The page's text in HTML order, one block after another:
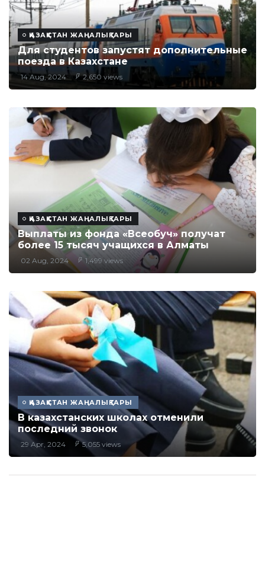
ҚАЗАҚСТАН ЖАҢАЛЫҚТАРЫ
Для студентов запустят дополнительные
поезда в Казахстане
14 Aug, 2024 2,650 views
ҚАЗАҚСТАН ЖАҢАЛЫҚТАРЫ
Выплаты из фонда «Всеобуч» получат
более 15 тысяч учащихся в Алматы
02 Aug, 2024 1,499 views
ҚАЗАҚСТАН ЖАҢАЛЫҚТАРЫ
В казахстанских школах отменили
последний звонок
29 Apr, 2024 5,055 views